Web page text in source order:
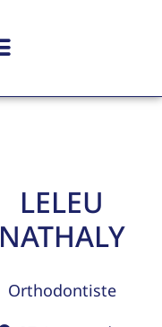
LELEU
NATHALY
Orthodontiste